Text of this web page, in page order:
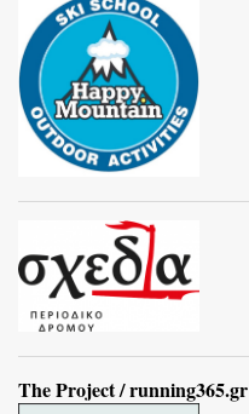
The Project / running365.gr